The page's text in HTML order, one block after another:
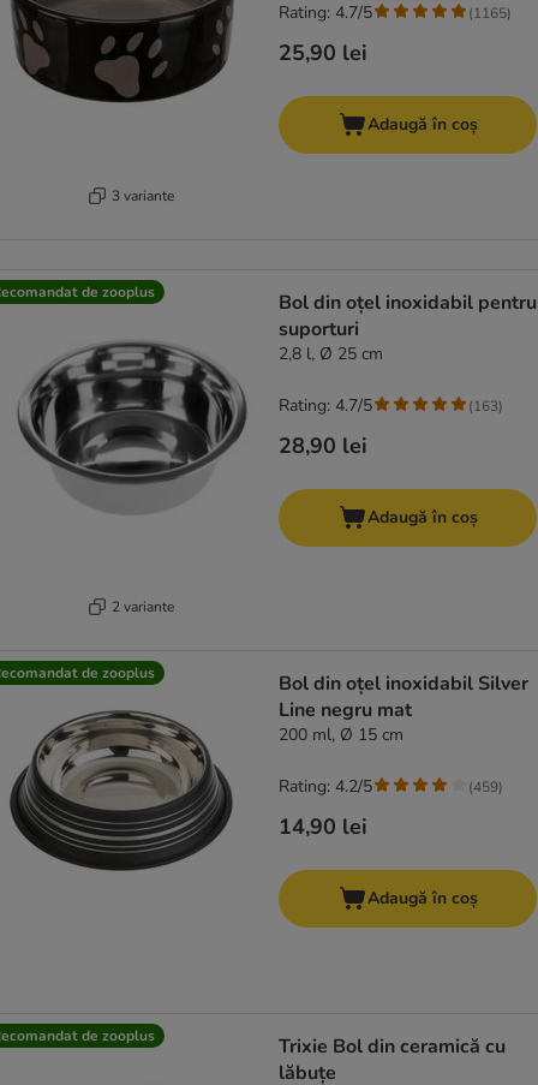
3 variante
25,90 lei
Rating: 4.7/5 (1165)
Adaugă în coș
de zooplus
2 variante
Bol din oțel inoxidabil pentru
suporturi
2,8 l, Ø 25 cm
28,90 lei
Rating: 4.7/5 (163)
Adaugă în coș
de zooplus
Bol din oțel inoxidabil Silver
Line negru mat
200 ml, Ø 15 cm
14,90 lei
Rating: 4.2/5 (459)
Adaugă în coș
de zooplus
Trixie Bol din ceramică cu
lăbuțe